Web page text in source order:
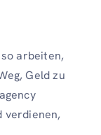
arbeiten,
Geld zu
verdienen,